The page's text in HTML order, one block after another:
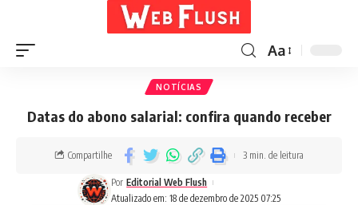
Aa
NOTÍCIAS
Datas do abono salarial: confira quando receber
Atualizado em: 18 de dezembro de 2025 07:25
Por Editorial Web Flush
Compartilhe 3 min. de leitura